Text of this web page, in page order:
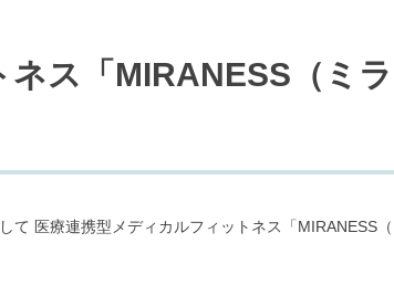
ネス「MIRANESS（ミラ
医療連携型メディカルフィットネス「MIRANESS（